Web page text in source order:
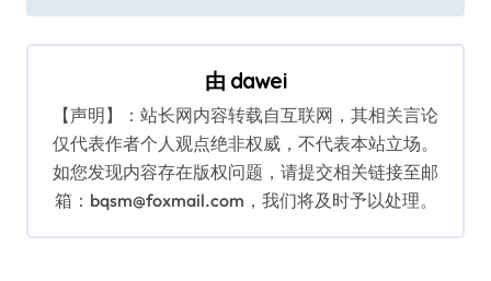
导
航
由 dawei
【声明】：站长网内容转载自互联网，其相关言论
仅代表作者个人观点绝非权威，不代表本站立场。
如您发现内容存在版权问题，请提交相关链接至邮
箱：bqsm@foxmail.com，我们将及时予以处理。